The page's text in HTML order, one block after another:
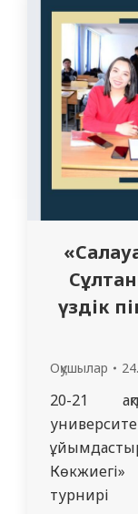
үздік
Оқушылар
20-21
турнирі